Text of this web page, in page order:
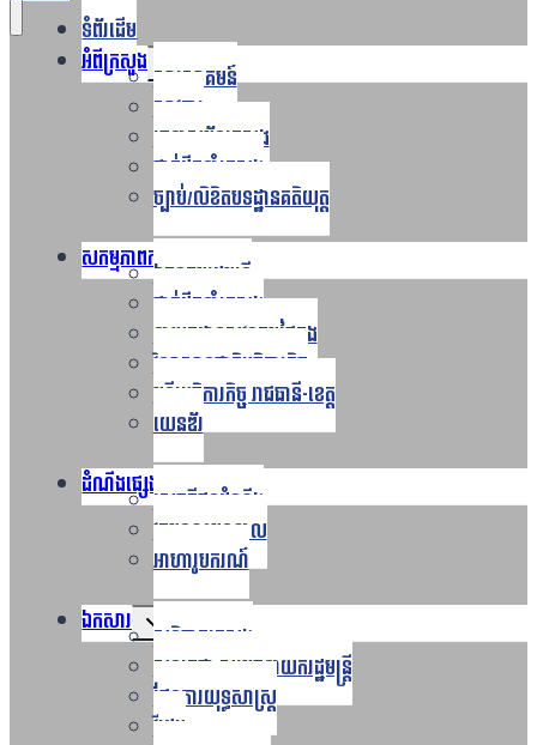
ទំព័រដើម
អំពីក្រសួង child
សារស្វាគមន៍
សាវតារ
រចនាសម្ព័ន្ធក្រសួង​
ថ្នាក់ដឹកនាំក្រសួង
ច្បាប់/លិខិតបទដ្ឋានគតិយុត្ត
សកម្មភាពការងារ child
menu
ឯកឧត្ដមរដ្ឋមន្ត្រី
ថ្នាក់ដឹកនាំក្រសួង
នាយកដ្ឋានសវនកម្មផ្ទៃក្នុង
វិទ្យាស្ថានជាតិអធិការកិច្ច
មន្ទីរអធិការកិច្ច រាជធានី-ខេត្ត
យេនឌ័រ
ដំណឹងផ្សេងៗ child
សេចក្តីជូនដំណឹង
វគ្គបណ្តុះបណ្តាល
អាហារូបករណ៍
ឯកសារ
Toggle
child
menu
សន្និបាតក្រសួង
សន្ទរកថា សម្តេចនាយករដ្ឋមន្ត្រី
ផែនការយុទ្ធសាស្រ្ត
វីដេអូ